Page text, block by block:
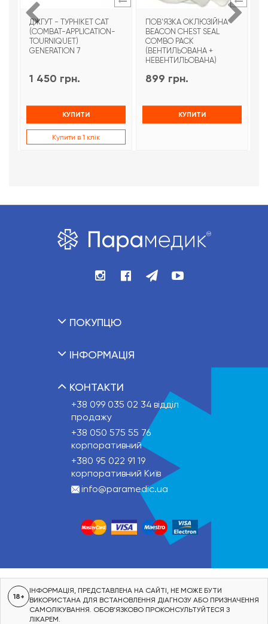
ДЖГУТ - ТУРНІКЕТ CAT
(COMBAT-APPLICATION-
TOURNIQUET)
GENERATION 7
1 450 грн.
КУПИТИ
Купити в 1 клік
ПОВ'ЯЗКА ОКЛЮЗІЙНА
BEACON CHEST SEAL
COMBO PACK
(ВЕНТИЛЬОВАНА +
НЕВЕНТИЛЬОВАНА)
899 грн.
КУПИТИ
ПОКУПЦЮ
ІНФОРМАЦІЯ
КОНТАКТИ
+38 099 035 02 34 відділ
продажу
+38 050 575 55 76
корпоративний
+380 95 022 91 19
корпоративний Київ
info@paramedic.ua
18+
ІНФОРМАЦІЯ, ПРЕДСТАВЛЕНА НА САЙТІ, НЕ МОЖЕ БУТИ
ВИКОРИСТАНА ДЛЯ ВСТАНОВЛЕННЯ ДІАГНОЗУ АБО ПРИЗНАЧЕННЯ
САМОЛІКУВАННЯ. ОБОВ’ЯЗКОВО ПРОКОНСУЛЬТУЙТЕСЯ З
ЛІКАРЕМ.